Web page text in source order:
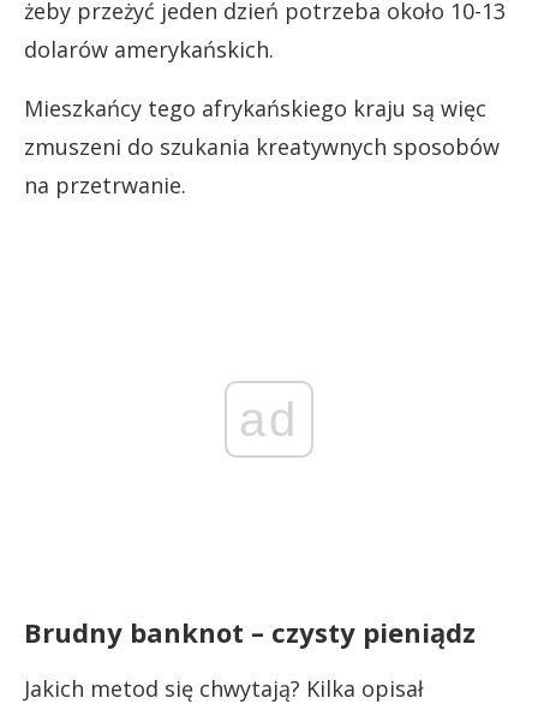
żeby przeżyć jeden dzień potrzeba około 10-13
dolarów amerykańskich.
Mieszkańcy tego afrykańskiego kraju są więc
zmuszeni do szukania kreatywnych sposobów
na przetrwanie.
ad
Brudny banknot – czysty pieniądz
Jakich metod się chwytają? Kilka opisał